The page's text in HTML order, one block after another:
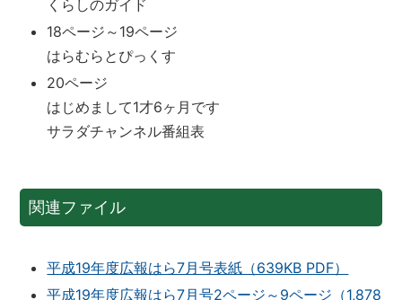
くらしのガイド
18ページ～19ページ
はらむらとぴっくす
20ページ
はじめまして1才6ヶ月です
サラダチャンネル番組表
関連ファイル
平成19年度広報はら7月号表紙（639KB PDF）
平成19年度広報はら7月号2ページ～9ページ（1,878